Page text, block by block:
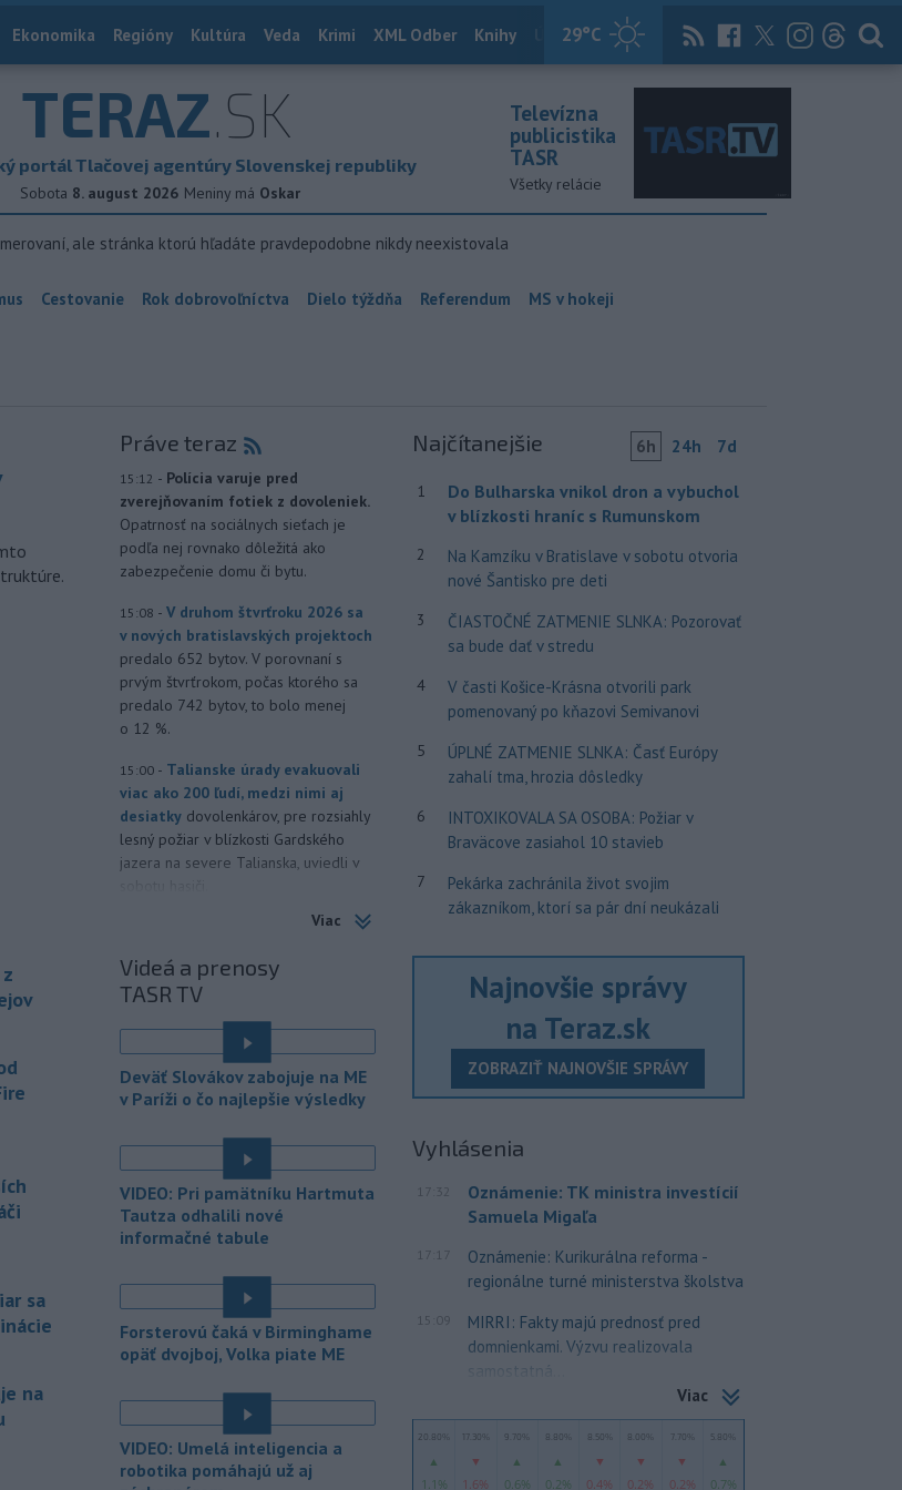
29°C
Ekonomika Regióny Kultúra Veda Krimi XML Odber Knihy Útulkovo Magazín News Now Archív
TERAZ.SK
portál Tlačovej agentúry Slovenskej republiky
Sobota 8. august 2026 Meniny má Oskar
Televízna
publicistika
TASR
Všetky relácie
ale stránka ktorú hľadáte pravdepodobne nikdy neexistovala
Cestovanie Rok dobrovoľníctva Dielo týždňa Referendum MS v hokeji
sa
na
Práve teraz
15:12 - Polícia varuje pred
zverejňovaním fotiek z dovoleniek.
Opatrnosť na sociálnych sieťach je
podľa nej rovnako dôležitá ako
zabezpečenie domu či bytu.
15:08 - V druhom štvrťroku 2026 sa
v nových bratislavských projektoch
predalo 652 bytov. V porovnaní s
prvým štvrťrokom, počas ktorého sa
predalo 742 bytov, to bolo menej
o 12 %.
15:00 - Talianske úrady evakuovali
viac ako 200 ľudí, medzi nimi aj
desiatky dovolenkárov, pre rozsiahly
lesný požiar v blízkosti Gardského
jazera na severe Talianska, uviedli v
Nad vojenskou základňou na
neskoro večer spozorovali dva drony,
oznámil v sobotu hovorca nemeckých
ozbrojených zložiek. K tomuto
incidentu došlo po tom, čo v noci na
stredu objavili dron vybavený
výbušninou na letisku Lipsko/Halle.
maďarskej vládnej strany Tisza
nominuje na postprezidenta
republiky 73-ročného bývalého
predsedu Najvyššieho súdu Andrása
Baku. Frakcia to v sobotu oznámila na
13:40 - Spojené arabské emiráty v
sobotu obvinili Irán z útoku na
Abu Dhabi National Oil Company
(ADNOC), ktorý práve prechádzal
Hormuzským prielivom.
Viac
Videá a prenosy
TASR TV
Deväť Slovákov zabojuje na ME
v Paríži o čo najlepšie výsledky
VIDEO: Pri pamätníku Hartmuta
Tautza odhalili nové
informačné tabule
Forsterovú čaká v Birminghame
opäť dvojboj, Volka piate ME
VIDEO: Umelá inteligencia a
robotika pomáhajú už aj
Najčítanejšie 6h 24h 7d
1
Do Bulharska vnikol dron a vybuchol
v blízkosti hraníc s Rumunskom
2
Na Kamzíku v Bratislave v sobotu otvoria
nové Šantisko pre deti
3
ČIASTOČNÉ ZATMENIE SLNKA: Pozorovať
sa bude dať v stredu
4
V časti Košice-Krásna otvorili park
pomenovaný po kňazovi Semivanovi
5
ÚPLNÉ ZATMENIE SLNKA: Časť Európy
zahalí tma, hrozia dôsledky
6
INTOXIKOVALA SA OSOBA: Požiar v
Braväcove zasiahol 10 stavieb
7
Pekárka zachránila život svojim
zákazníkom, ktorí sa pár dní neukázali
Najnovšie správy
na Teraz.sk
ZOBRAZIŤ NAJNOVŠIE SPRÁVY
Vyhlásenia
17:32
Oznámenie: TK ministra investícií
Samuela Migaľa
17:17
Oznámenie: Kurikurálna reforma -
regionálne turné ministerstva školstva
15:09
MIRRI: Fakty majú prednosť pred
domnienkami. Výzvu realizovala
samostatná...
Viac